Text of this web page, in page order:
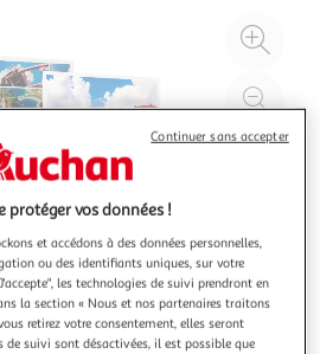
à
Illustration
suivante
protéger vos données !
et accédons à des données personnelles,
ou des identifiants uniques, sur votre
les technologies de suivi prendront en
la section « Nous et nos partenaires traitons
retirez votre consentement, elles seront
de suivi sont désactivées, il est possible que
Continuer sans accepter